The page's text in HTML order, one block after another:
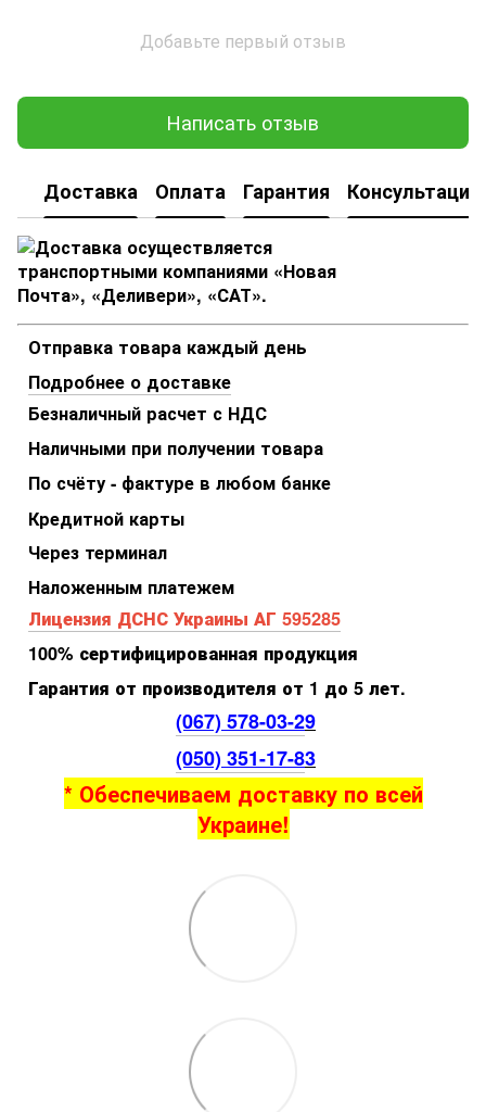
Добавьте первый отзыв
Написать отзыв
Доставка Оплата Гарантия Консультация
Отправка товара каждый день
Подробнее о доставке
Безналичный расчет с НДС
Наличными при получении товара
По счёту - фактуре в любом банке
Кредитной карты
Через терминал
Наложенным платежем
Лицензия ДСНС Украины АГ 595285
100% сертифицированная продукция
Гарантия от производителя от 1 до 5 лет.
(067) 578-03-29
(050) 351-17-83
* Обеспечиваем доставку по всей
Украине!